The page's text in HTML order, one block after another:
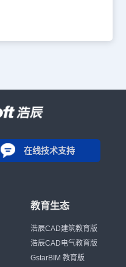
在线技术支持
教育生态
浩辰CAD建筑教育版
浩辰CAD电气教育版
GstarBIM 教育版